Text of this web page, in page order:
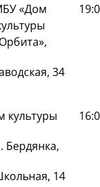
«Дом
34
культуры
Бердянка,
14